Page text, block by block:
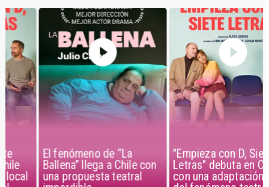
El fenómeno de “La
Ballena” llega a Chile con
una propuesta teatral
"Empieza con D, Siete
Letras" debuta en Chile
con una adaptación local